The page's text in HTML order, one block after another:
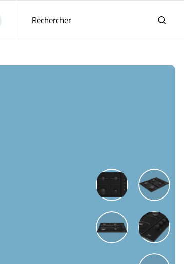
Rechercher